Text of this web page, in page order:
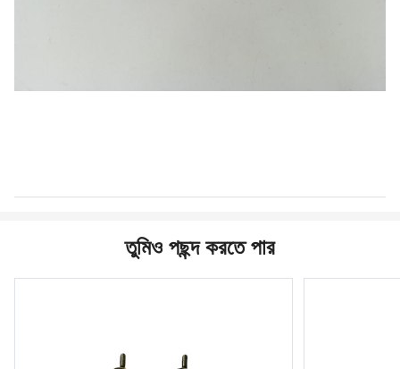
তুমিও পছন্দ করতে পার